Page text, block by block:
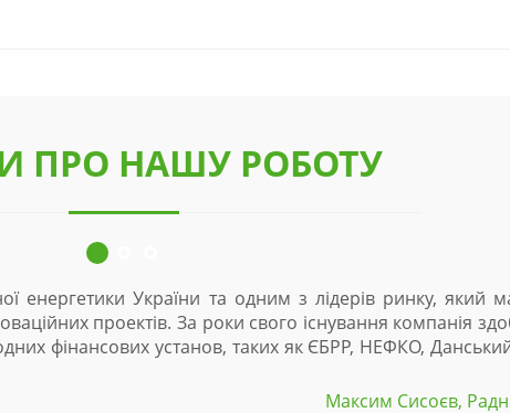
ПРО НАШУ РОБОТУ
енергетики України та одним з лідерів ринку, який
проектів. За роки свого існування компанія
фінансових установ, таких як ЄБРР, НЕФКО,
Максим Сисоєв,